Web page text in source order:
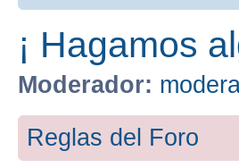
¡ Hagamos
Moderador:
Reglas del Foro